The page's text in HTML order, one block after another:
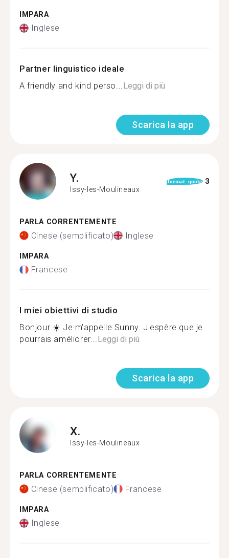
IMPARA
Inglese
Partner linguistico ideale
A friendly and kind perso...Leggi di più
Scarica la app
Y.
Issy-les-Moulineaux
format_quote 3
PARLA CORRENTEMENTE
Cinese (semplificato) Inglese
IMPARA
Francese
I miei obiettivi di studio
Bonjour ☀️ Je m'appelle Sunny. J'espère que je
pourrais améliorer...Leggi di più
Scarica la app
X.
Issy-les-Moulineaux
PARLA CORRENTEMENTE
Cinese (semplificato) Francese
IMPARA
Inglese